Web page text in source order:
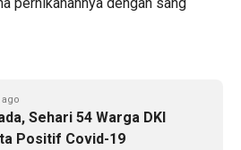
ago
Sehari 54 Warga DKI
Positif Covid-19